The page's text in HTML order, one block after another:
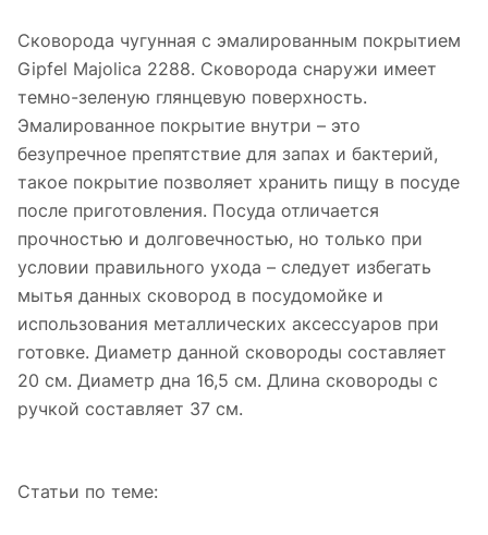
Сковорода чугунная с эмалированным покрытием
Gipfel Majolica 2288. Сковорода снаружи имеет
темно-зеленую глянцевую поверхность.
Эмалированное покрытие внутри – это
безупречное препятствие для запах и бактерий,
такое покрытие позволяет хранить пищу в посуде
после приготовления. Посуда отличается
прочностью и долговечностью, но только при
условии правильного ухода – следует избегать
мытья данных сковород в посудомойке и
использования металлических аксессуаров при
готовке. Диаметр данной сковороды составляет
20 см. Диаметр дна 16,5 см. Длина сковороды с
ручкой составляет 37 см.
Статьи по теме: